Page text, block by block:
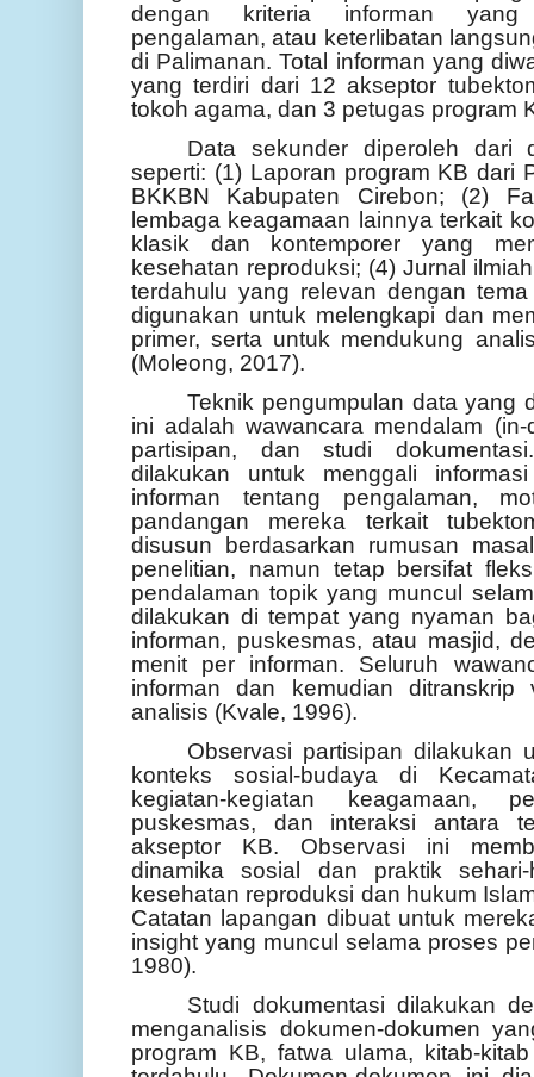
dengan kriteria informan yang
pengalaman, atau keterlibatan
di Palimanan. Total informan yang
yang terdiri dari 12 akseptor
tokoh agama, dan 3 petugas program
Data sekunder diperoleh dari
seperti: (1) Laporan program KB dari
BKKBN Kabupaten Cirebon; (2)
lembaga keagamaan lainnya terkait
klasik dan kontemporer yang
kesehatan reproduksi; (4) Jurnal
terdahulu yang relevan dengan
digunakan untuk melengkapi dan
primer, serta untuk mendukung
(Moleong, 2017).
Teknik pengumpulan data yang
ini adalah wawancara mendalam
partisipan, dan studi
dilakukan untuk menggali
informan tentang pengalaman,
pandangan mereka terkait
disusun berdasarkan rumusan
penelitian, namun tetap bersifat
pendalaman topik yang muncul
dilakukan di tempat yang nyaman
informan, puskesmas, atau masjid,
menit per informan. Seluruh
informan dan kemudian ditranskrip
analisis (Kvale, 1996).
Observasi partisipan dilakukan
konteks sosial-budaya di
kegiatan-kegiatan keagamaan,
puskesmas, dan interaksi antara
akseptor KB. Observasi ini
dinamika sosial dan praktik
kesehatan reproduksi dan hukum
Catatan lapangan dibuat untuk
insight yang muncul selama proses
1980).
Studi dokumentasi dilakukan
menganalisis dokumen-dokumen
program KB, fatwa ulama, kitab-